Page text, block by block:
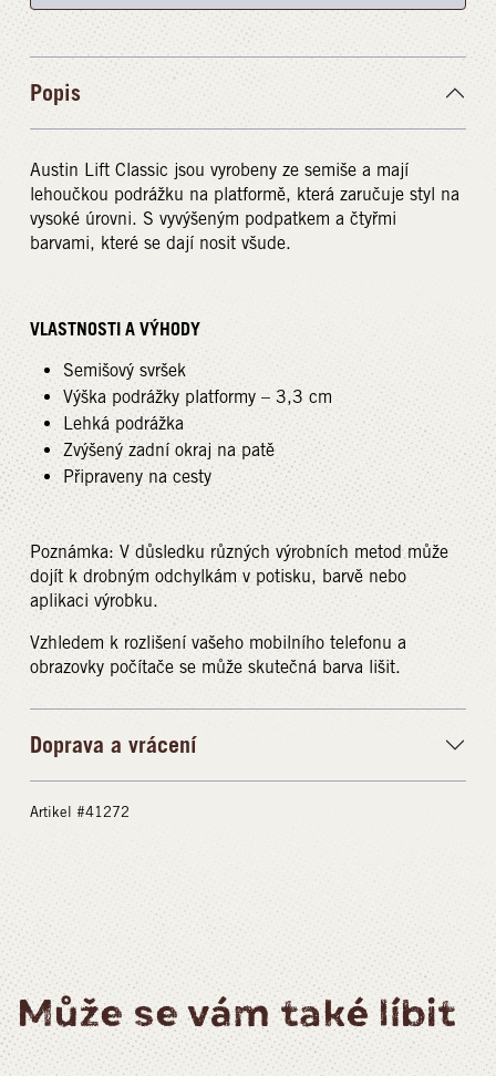
Popis
Austin Lift Classic jsou vyrobeny ze semiše a mají
lehoučkou podrážku na platformě, která zaručuje styl na
vysoké úrovni. S vyvýšeným podpatkem a čtyřmi
barvami, které se dají nosit všude.
VLASTNOSTI A VÝHODY
Semišový svršek
Výška podrážky platformy – 3,3 cm
Lehká podrážka
Zvýšený zadní okraj na patě
Připraveny na cesty
Poznámka: V důsledku různých výrobních metod může
dojít k drobným odchylkám v potisku, barvě nebo
aplikaci výrobku.
Vzhledem k rozlišení vašeho mobilního telefonu a
obrazovky počítače se může skutečná barva lišit.
Doprava a vrácení
Artikel #41272
Může se vám také líbit